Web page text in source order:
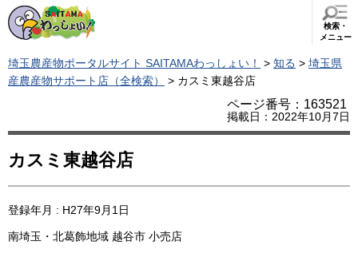
検索・
メニュー
埼玉農産物ポータルサイト SAITAMAわっしょい！ > 知る > 埼玉県
産農産物サポート店（全検索）
> カスミ東越谷店
ページ番号：163521
掲載日：2022年10月7日
カスミ東越谷店
登録年月 : H27年9月1日
南埼玉・北葛飾地域 越谷市 小売店